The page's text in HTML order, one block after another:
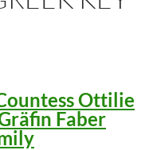
Ottilie
Faber